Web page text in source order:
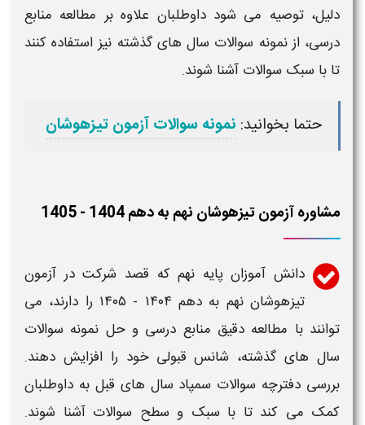
دلیل، توصیه می شود داوطلبان علاوه بر مطالعه منابع
درسی، از نمونه سوالات سال های گذشته نیز استفاده کنند
تا با سبک سوالات آشنا شوند.
حتما بخوانید: نمونه سوالات آزمون تیزهوشان
مشاوره آزمون تیزهوشان نهم به دهم 1404 - 1405
دانش آموزانپایه نهم که قصد شرکت درآزمون
تیزهوشان نهم به دهم ۱۴۰۴ - ۱۴۰۵
را دارند، می
توانند با مطالعه دقیق منابع درسی و حل نمونه سوالات
سال های گذشته، شانس قبولی خود را افزایش دهند.
بررسی دفترچه سوالات سمپاد سال های قبل به داوطلبان
کمک می کند تا با سبک و سطح سوالاتآشنا شوند.